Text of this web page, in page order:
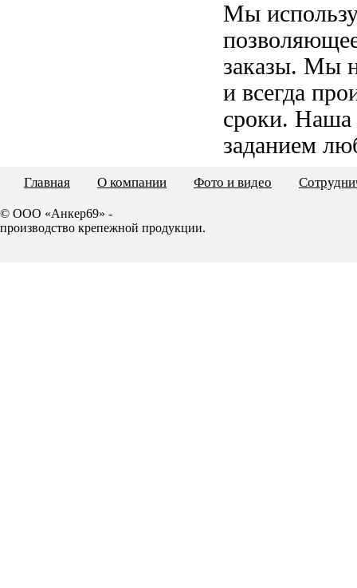
Мы
заказы. Мы
и всегда
сроки. Наша
заданием
Главная О компании Фото и видео
© ООО «Анкер69» -
производство крепежной продукции.